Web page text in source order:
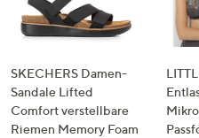
SKECHERS Damen-
Sandale Lifted
Comfort verstellbare
Riemen Memory Foam